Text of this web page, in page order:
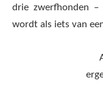
drie zwerfhonden
wordt als iets van